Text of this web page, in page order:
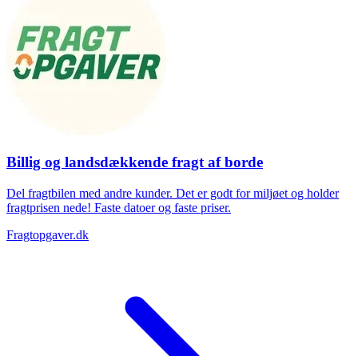
Billig og landsdækkende fragt af borde
Del fragtbilen med andre kunder. Det er godt for miljøet og holder
fragtprisen nede! Faste datoer og faste priser.
Fragtopgaver.dk